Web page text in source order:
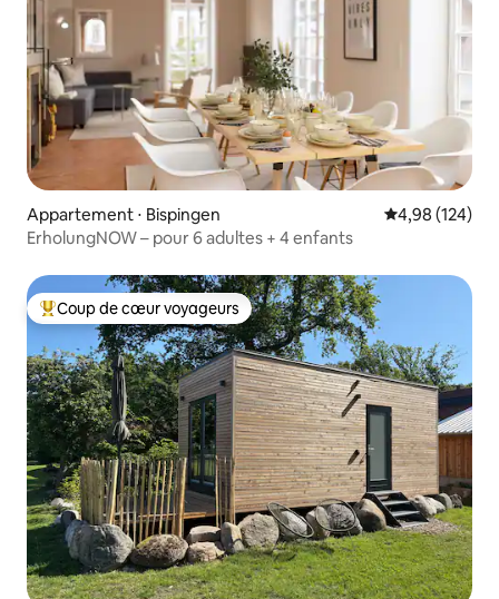
Appartement ⋅ Bispingen Évaluation
4,98 (124)
ErholungNOW – pour 6 adultes + 4 enfants
Coups de cœur voyageurs les plus appréciés
Coup de cœur voyageurs